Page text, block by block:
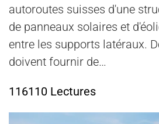
autoroutes suisses d'une
de panneaux solaires et
entre les supports latéraux.
doivent fournir de…
116110 Lectures